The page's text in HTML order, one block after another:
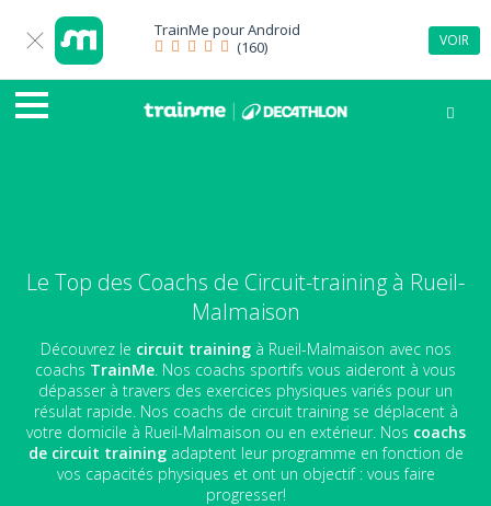
TrainMe pourAndroid
(160)
VOIR
Le Top des Coachs de Circuit-training à Rueil-
Malmaison
Découvrez le circuit trainingà Rueil-Malmaison avec nos
coachs TrainMe . Nos coachs sportifs vous aideront à vous
dépasser à travers des exercices physiques variés pour un
résulat rapide. Nos coachs de circuit training se déplacent à
votre domicile à Rueil-Malmaison ou en extérieur. Nos coachs
de circuit trainingadaptent leur programme en fonction de
vos capacités physiques et ont un objectif : vous faire
progresser!